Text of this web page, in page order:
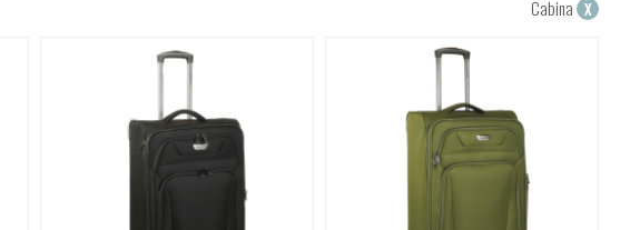
Cabina X